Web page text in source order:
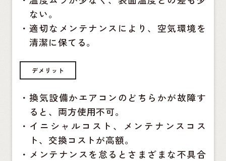
ない。
・適切なメンテナンスにより、空気環境を
清潔に保てる。
デメリット
・換気設備かエアコンのどちらかが故障す
ると、両方使用不可。
・ イニシャルコスト、メンテナンスコス
ト、交換コストが高額。
・ メンテナンスを怠るとさまざまな不具合